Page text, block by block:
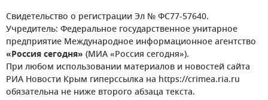
Свидетельство о регистрации Эл № ФС77-57640.
Учредитель: Федеральное государственное унитарное
предприятие Международное информационное агентство
«Россия сегодня» (МИА «Россия сегодня»).
При любом использовании материалов и новостей сайта
РИА Новости Крым гиперссылка на https://crimea.ria.ru
обязательна не ниже второго абзаца текста.